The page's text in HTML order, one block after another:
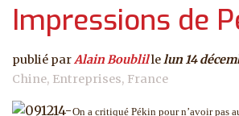
Impressions de
publié parAlain Boublillelun 14
Chine Entreprises France
On a critiqué Pékin pour n’avoir pas